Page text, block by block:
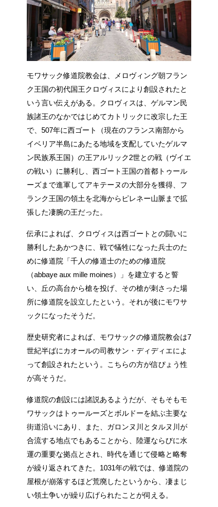
モワサック修道院教会は、メロヴィング朝フラン
ク王国の初代国王クロヴィスにより創設されたと
いう言い伝えがある。クロヴィスは、ゲルマン民
族諸王のなかではじめてカトリックに改宗した王
で、507年に西ゴート（現在のフランス南部から
イベリア半島にあたる地域を支配していたゲルマ
ン民族系王国）の王アルリック2世との戦（ヴイエ
の戦い）に勝利し、西ゴート王国の首都トゥール
ーズまで進軍してアキテーヌの大部分を獲得、フ
ランク王国の領土を北海からピレネー山脈まで拡
張した凄腕の王だった。
伝承によれば、クロヴィスは西ゴートとの闘いに
勝利したあかつきに、戦で犠牲になった兵士のた
めに修道院「千人の修道士のための修道院
（abbaye aux mille moines）」を建立すると誓
い、丘の高台から槍を投げ、その槍が刺さった場
所に修道院を設立したという。それが後にモワサ
ックになったそうだ。
歴史研究者によれば、モワサックの修道院教会は7
世紀半ばにカオールの司教サン・ディディエによ
って創設されたという。こちらの方が信ぴょう性
が高そうだ。
修道院の創設には諸説あるようだが、そもそもモ
ワサックはトゥールーズとボルドーを結ぶ主要な
街道沿いにあり、また、ガロンヌ川とタルヌ川が
合流する地点でもあることから、陸運ならびに水
運の重要な拠点とされ、時代を通じて侵略と略奪
が繰り返されてきた。1031年の戦では、修道院の
屋根が崩落するほど荒廃したというから、凄まじ
い領土争いが繰り広げられたことが伺える。